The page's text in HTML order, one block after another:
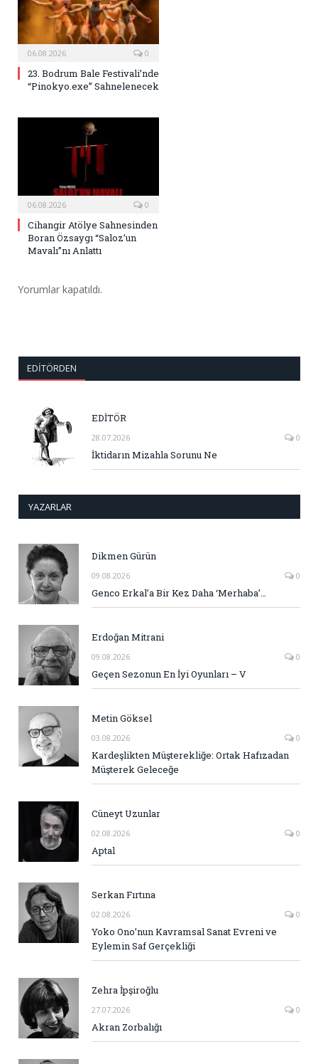
06.08.2026 0
23. Bodrum Bale Festivali’nde
“Pinokyo.exe” Sahnelenecek
06.08.2026 0
Cihangir Atölye Sahnesinden
Boran Özsaygı “Saloz’un
Mavalı”nı Anlattı
Yorumlar kapatıldı.
EDITÖRDEN
EDİTÖR
28.07.2026 0
İktidarın Mizahla Sorunu Ne
YAZARLAR
Dikmen Gürün
09.08.2026 0
Genco Erkal’a Bir Kez Daha ‘Merhaba’…
Erdoğan Mitrani
09.08.2026 0
Geçen Sezonun En İyi Oyunları – V
Metin Göksel
03.08.2026 0
Kardeşlikten Müşterekliğe: Ortak Hafızadan
Müşterek Geleceğe
Cüneyt Uzunlar
02.08.2026 0
Aptal
Serkan Fırtına
02.08.2026 0
Yoko Ono’nun Kavramsal Sanat Evreni ve
Eylemin Saf Gerçekliği
Zehra İpşiroğlu
27.07.2026 0
Akran Zorbalığı